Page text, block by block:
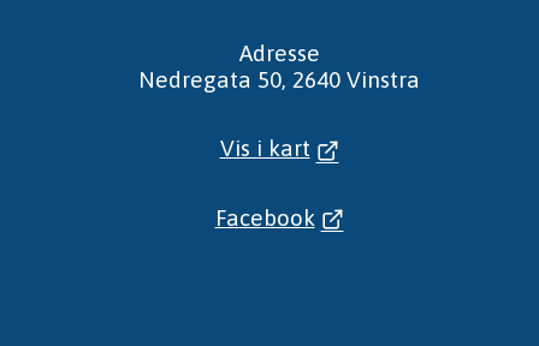
Adresse
Nedregata 50, 2640 Vinstra
Vis i kart
Facebook